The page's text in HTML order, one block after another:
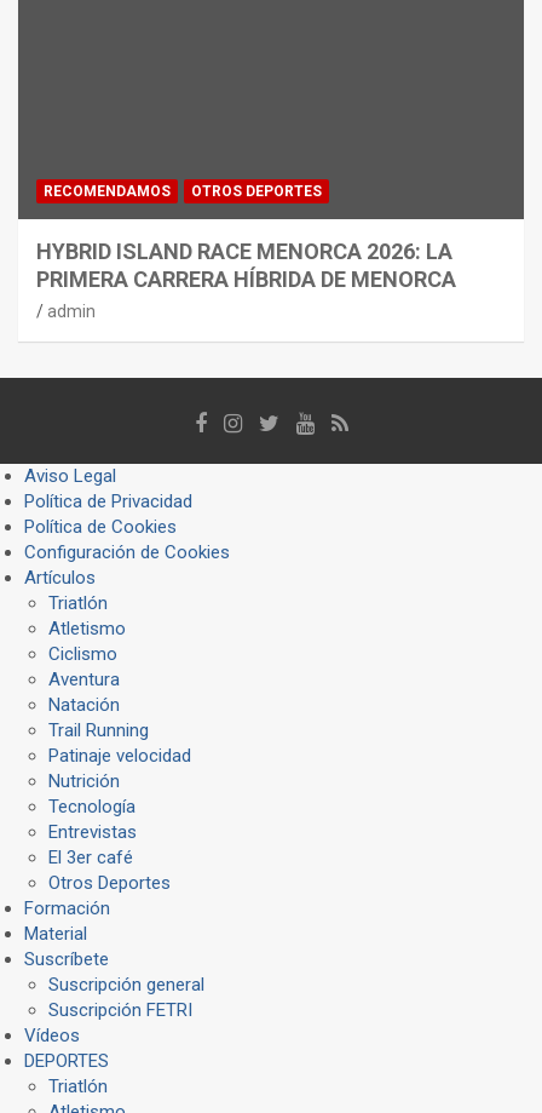
RECOMENDAMOS OTROS DEPORTES
HYBRID ISLAND RACE MENORCA 2026: LA
PRIMERA CARRERA HÍBRIDA DE MENORCA
admin
Aviso Legal
Política de Privacidad
Política de Cookies
Configuración de Cookies
Artículos
Triatlón
Atletismo
Ciclismo
Aventura
Natación
Trail Running
Patinaje velocidad
Nutrición
Tecnología
Entrevistas
El 3er café
Otros Deportes
Formación
Material
Suscríbete
Suscripción general
Suscripción FETRI
Vídeos
DEPORTES
Triatlón